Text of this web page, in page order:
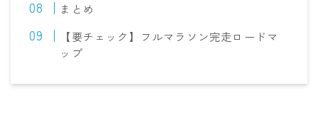
まとめ
【要チェック】フルマラソン完走ロードマ
ップ